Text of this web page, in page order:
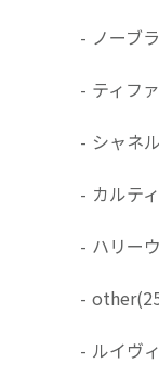
- ノーブ
- ティフ
- シャネル
- カルテ
- ハリー
- other
- ルイヴ